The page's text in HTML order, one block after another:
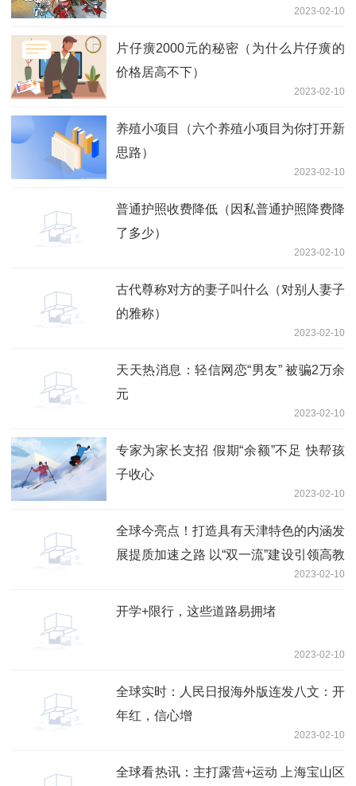
2023-02-10
片仔癀2000元的秘密（为什么片仔癀的
价格居高不下）
2023-02-10
养殖小项目（六个养殖小项目为你打开新
思路）
2023-02-10
普通护照收费降低（因私普通护照降费降
了多少）
2023-02-10
古代尊称对方的妻子叫什么（对别人妻子
的雅称）
2023-02-10
天天热消息：轻信网恋“男友” 被骗2万余
元
2023-02-10
专家为家长支招 假期“余额”不足 快帮孩
子收心
2023-02-10
全球今亮点！打造具有天津特色的内涵发
展提质加速之路 以“双一流”建设引领高教
2023-02-10
开学+限行，这些道路易拥堵
2023-02-10
全球实时：人民日报海外版连发八文：开
年红，信心增
2023-02-10
全球看热讯：主打露营+运动 上海宝山区